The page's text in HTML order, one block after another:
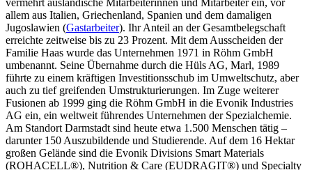
allem aus Italien, Griechenland, Spanien und dem damaligen
Jugoslawien (Gastarbeiter). Ihr Anteil an der Gesamtbelegschaft
erreichte zeitweise bis zu 23 Prozent. Mit dem Ausscheiden der
Familie Haas wurde das Unternehmen 1971 in Röhm GmbH
umbenannt. Seine Übernahme durch die Hüls AG, Marl, 1989
führte zu einem kräftigen Investitionsschub im Umweltschutz, aber
auch zu tief greifenden Umstrukturierungen. Im Zuge weiterer
Fusionen ab 1999 ging die Röhm GmbH in die Evonik Industries
AG ein, ein weltweit führendes Unternehmen der Spezialchemie.
Am Standort Darmstadt sind heute etwa 1.500 Menschen tätig –
darunter 150 Auszubildende und Studierende. Auf dem 16 Hektar
großen Gelände sind die Evonik Divisions Smart Materials
(ROHACELL®), Nutrition & Care (EUDRAGIT®) und Specialty